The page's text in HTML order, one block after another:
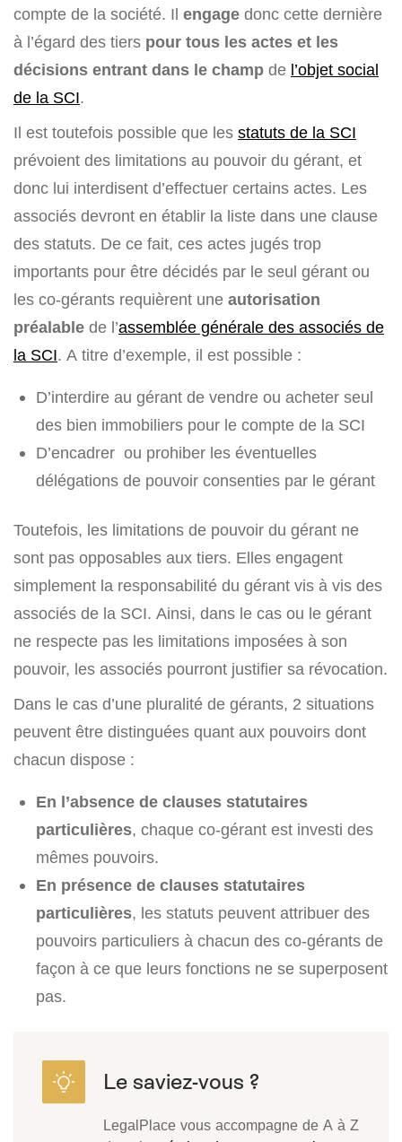
compte de la société. Il engage donc cette dernière
à l’égard des tiers pour tous les actes et les
décisions entrant dans le champ de l’objet social
de la SCI.
Il est toutefois possible que les statuts de la SCI
prévoient des limitations au pouvoir du gérant, et
donc lui interdisent d’effectuer certains actes. Les
associés devront en établir la liste dans une clause
des statuts. De ce fait, ces actes jugés trop
importants pour être décidés par le seul gérant ou
les co-gérants requièrent une autorisation
préalable de l’assemblée générale des associés de
la SCI. A titre d’exemple, il est possible :
D’interdire au gérant de vendre ou acheter seul
des bien immobiliers pour le compte de la SCI
D’encadrer ou prohiber les éventuelles
délégations de pouvoir consenties par le gérant
Toutefois, les limitations de pouvoir du gérant ne
sont pas opposables aux tiers. Elles engagent
simplement la responsabilité du gérant vis à vis des
associés de la SCI. Ainsi, dans le cas ou le gérant
ne respecte pas les limitations imposées à son
pouvoir, les associés pourront justifier sa révocation.
Dans le cas d’une pluralité de gérants, 2 situations
peuvent être distinguées quant aux pouvoirs dont
chacun dispose :
En l’absence de clauses statutaires
particulières, chaque co-gérant est investi des
mêmes pouvoirs.
En présence de clauses statutaires
particulières, les statuts peuvent attribuer des
pouvoirs particuliers à chacun des co-gérants de
façon à ce que leurs fonctions ne se superposent
pas.
LegalPlace vous accompagne de A à Z